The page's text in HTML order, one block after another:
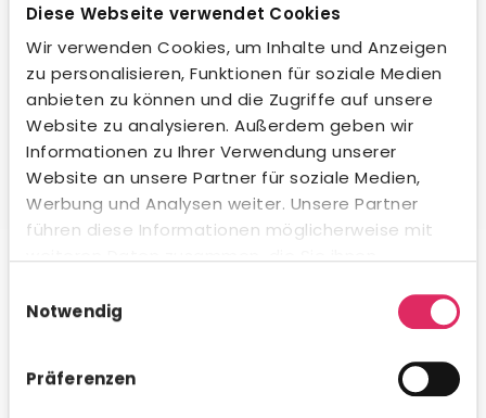
Diese Webseite verwendet Cookies
Wir verwenden Cookies, um Inhalte und Anzeigen
zu personalisieren, Funktionen für soziale Medien
anbieten zu können und die Zugriffe auf unsere
Website zu analysieren. Außerdem geben wir
Informationen zu Ihrer Verwendung unserer
Website an unsere Partner für soziale Medien,
Werbung und Analysen weiter. Unsere Partner
führen diese Informationen möglicherweise mit
weiteren Daten zusammen, die Sie ihnen
Nutzung der Dienste gesammelt haben.
Notwendig
Präferenzen
Posts und in der Kommunikation mit Bewerbern – in
jeder Sprache und jedem Ton. Natürlich
datenschutzkonform und innerhalb gesetzlicher
Vorgaben. Auch beim Kandidaten-Matching
profitierst du von intelligenter Unterstützung.
Auswertungen direkt in Concludis – oder integriere die
Daten via API in deine bestehenden BI-Tools für
genau dann verfügbar, wenn du es brauchst.